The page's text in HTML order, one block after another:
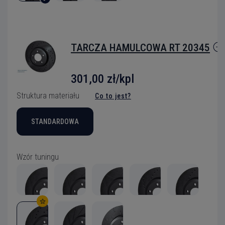
TARCZA HAMULCOWA RT 20345
301,00 zł/kpl
Struktura materiału Co to jest?
STANDARDOWA
Wzór tuningu